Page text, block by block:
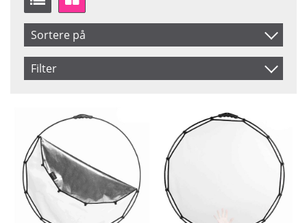
Sortere på
Produkt Kode
Størrelse
Overflade
Filter
82 cm
98 cm
Silver/Vit
Soft Silver
På lager